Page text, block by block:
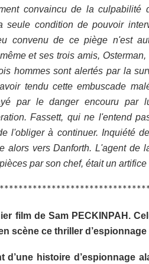
convaincu de la
seule condition de pouvoir
convenu de ce piège n'est
et ses trois amis,
hommes sont alertés par la
tendu cette embuscade
par le danger encouru par
Fassett, qui ne l'entend
l'obliger à continuer. Inquiété
alors vers Danforth. L'agent de
par son chef, était un
film de Sam PECKINPAH.
scène ce thriller
d’une histoire d’espionnage